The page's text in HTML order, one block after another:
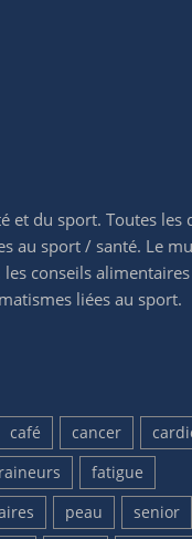
et du sport. Toutes les
au sport / santé. Le
conseils
liées au sport.
café cancer
fatigue
peau senior